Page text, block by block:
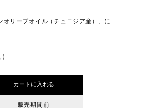
オリーブオイル（チュニジア産）、に
カートに入れる
販売期間前